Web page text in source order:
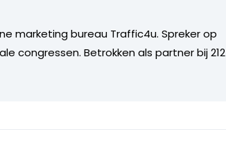
marketing bureau Traffic4u. Spreker op
congressen. Betrokken als partner bij 212